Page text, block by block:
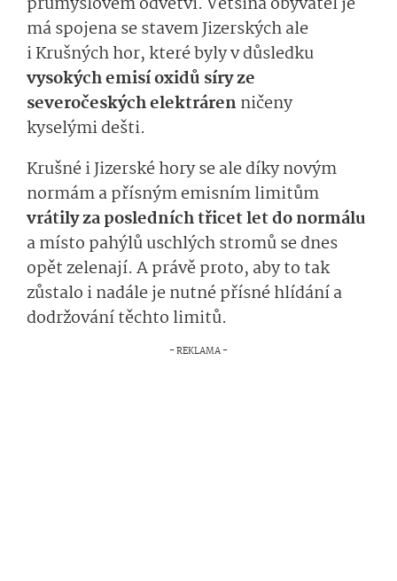
má spojena se stavem Jizerských ale
i Krušných hor, které byly v důsledku
vysokých emisí oxidů síry ze
severočeských elektrárenničeny
kyselými dešti.
Krušné i Jizerské hory se ale díky novým
normám a přísným emisním limitům
vrátily za posledních třicet let do normálu
a místo pahýlů uschlých stromů se dnes
opět zelenají. A právě proto, aby to tak
zůstalo i nadále je nutné přísné hlídání a
dodržování těchto limitů.